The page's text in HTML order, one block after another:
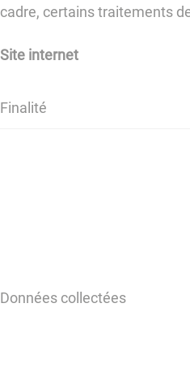
cadre, certains traitements
Site internet
Finalité
Données collectées